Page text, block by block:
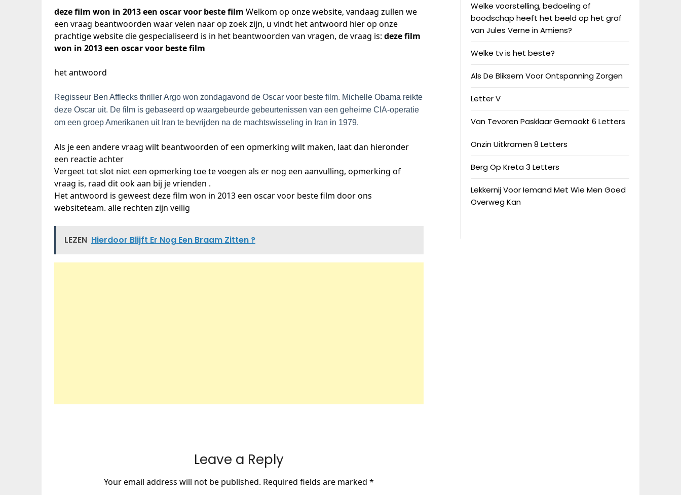
deze film won in 2013 een oscar voor beste film Welkom op onze website, vandaag zullen we
een vraag beantwoorden waar velen naar op zoek zijn, u vindt het antwoord hier op onze
prachtige website die gespecialiseerd is in het beantwoorden van vragen, de vraag is: deze film
won in 2013 een oscar voor beste film
het antwoord
Regisseur Ben Afflecks thriller Argo won zondagavond de Oscar voor beste film. Michelle Obama reikte
deze Oscar uit. De film is gebaseerd op waargebeurde gebeurtenissen van een geheime CIA-operatie
om een ​​groep Amerikanen uit Iran te bevrijden na de machtswisseling in Iran in 1979.
Als je een andere vraag wilt beantwoorden of een opmerking wilt maken, laat dan hieronder
een reactie achter
Vergeet tot slot niet een opmerking toe te voegen als er nog een aanvulling, opmerking of
vraag is, raad dit ook aan bij je vrienden .
Het antwoord is geweest deze film won in 2013 een oscar voor beste film door ons
websiteteam. alle rechten zijn veilig
LEZEN Hierdoor Blijft Er Nog Een Braam Zitten ?
Leave a Reply
Your email address will not be published. Required fields are marked *
Welke voorstelling, bedoeling of
boodschap heeft het beeld op het graf
van Jules Verne in Amiens?
Welke tv is het beste?
Als De Bliksem Voor Ontspanning Zorgen
Letter V
Van Tevoren Pasklaar Gemaakt 6 Letters
Onzin Uitkramen 8 Letters
Berg Op Kreta 3 Letters
Lekkernij Voor Iemand Met Wie Men Goed
Overweg Kan